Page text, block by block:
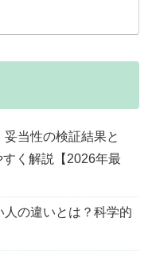
当性の検証結果と
く解説【2026年最
の違いとは？科学的